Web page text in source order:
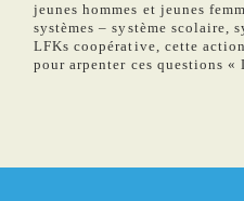
jeunes hommes et jeunes
systèmes – système
LFKs coopérative, cette
pour arpenter ces questions «